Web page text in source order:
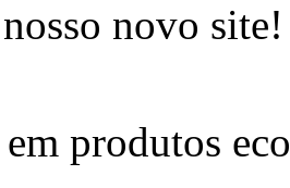
novo site!
em produtos